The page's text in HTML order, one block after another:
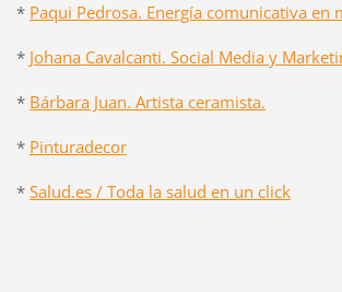
* Paqui Pedrosa. Energía comunicativa en
* Johana Cavalcanti. Social Media y
* Bárbara Juan. Artista ceramista.
* Pinturadecor
* Salud.es / Toda la salud en un click